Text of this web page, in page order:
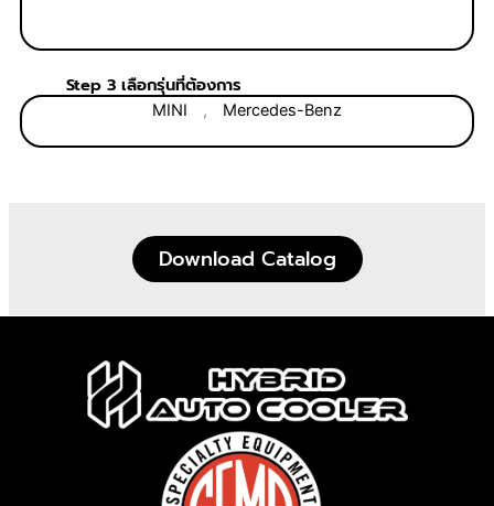
Step 3 เลือกรุ่นที่ต้องการ
MINI , Mercedes-Benz
Download Catalog